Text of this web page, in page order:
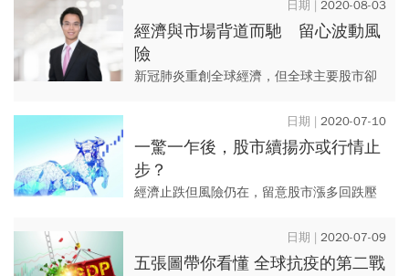
2020-08-03
經濟與市場背道而馳 留心波動風
險
新冠肺炎重創全球經濟，但全球主要股市卻
高。經濟與股市兩者嚴重背離，使很多投資
人困惑不已。股市會重探3月...
2020-07-10
一驚一乍後，股市續揚亦或行情止
步？
經濟止跌但風險仍在，留意股市漲多回跌壓
2020-07-09
五張圖帶你看懂 全球抗疫的第二戰